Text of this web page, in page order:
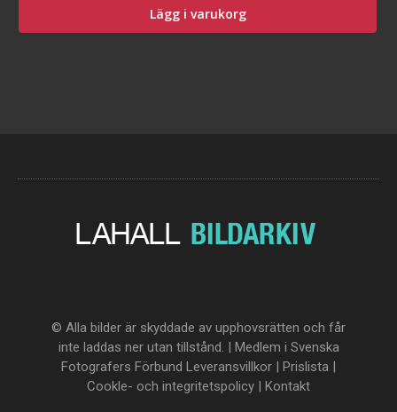
Lägg i varukorg
© Alla bilder är skyddade av upphovsrätten och får
inte laddas ner utan tillstånd. | Medlem i Svenska
Fotografers Förbund Leveransvillkor | Prislista |
Cookle- och integritetspolicy | Kontakt